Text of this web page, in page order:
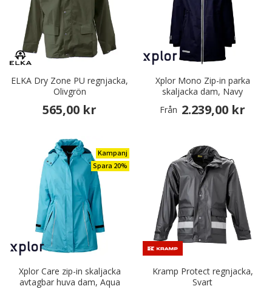
ELKA Dry Zone PU regnjacka,
Olivgrön
565,00 kr
Xplor Mono Zip-in parka
skaljacka dam, Navy
Från 2.239,00 kr
Kampanj
Spara 20%
Xplor Care zip-in skaljacka
avtagbar huva dam, Aqua
Kramp Protect regnjacka,
Svart